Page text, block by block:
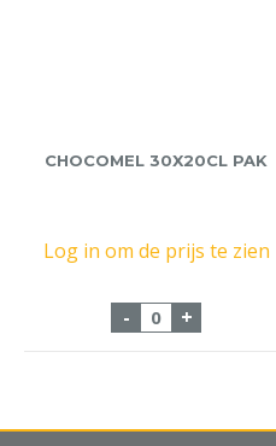
CHOCOMEL 30X20CL PAK
Log in om de prijs te zien
- Chocomel
+